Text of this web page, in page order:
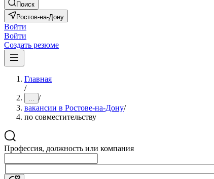
Поиск
Ростов-на-Дону
Войти
Войти
Создать резюме
Главная
/
... /
вакансии в Ростове-на-Дону/
по совместительству
Профессия, должность или компания